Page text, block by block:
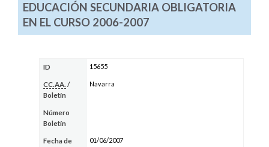
EDUCACIÓN SECUNDARIA OBLIGATORIA
EN EL CURSO 2006-2007
ID 15655
CC.AA. /
Boletín
Navarra
Número
Boletín
Fecha de
01/06/2007